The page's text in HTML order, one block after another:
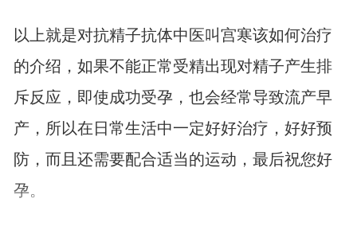
以上就是对抗精子抗体中医叫宫寒该如何治疗
的介绍，如果不能正常受精出现对精子产生排
斥反应，即使成功受孕，也会经常导致流产早
产，所以在日常生活中一定好好治疗，好好预
防，而且还需要配合适当的运动，最后祝您好
孕。